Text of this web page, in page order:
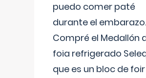
puedo comer paté
durante el embarazo.
Compré el Medallón
foia refrigerado
que es un bloc de foir